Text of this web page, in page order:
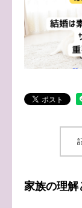
家族の理解
よくあるご質問
ブログ